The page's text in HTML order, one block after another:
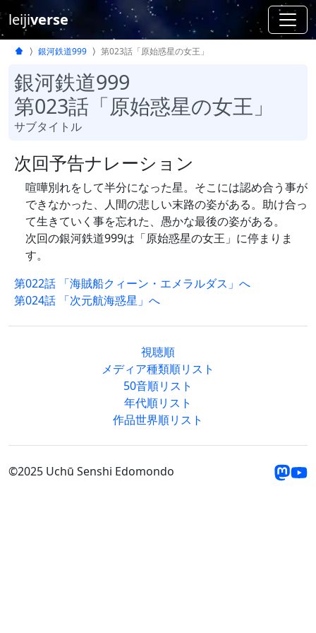
leijiverse
銀河鉄道999 第023話「原始惑星の女王」
銀河鉄道999
第023話「原始惑星の女王」
サブタイトル
次回予告ナレーション
喧嘩別れをして半分になった星。そこには認め合う事が
できなかった、人間の悲しい末路の姿がある。助け合っ
て生きていく事を忘れた、愚かな最後の姿がある。
次回の銀河鉄道999は「原始惑星の女王」に停まりま
す。
第022話 「海賊船クィーン・エメラルダス」へ
第024話 「次元航海惑星」へ
視聴順
メディア種類順リスト
50音順リスト
年代順リスト
作品世界順リスト
©2025 Uchū Senshi Edomondo